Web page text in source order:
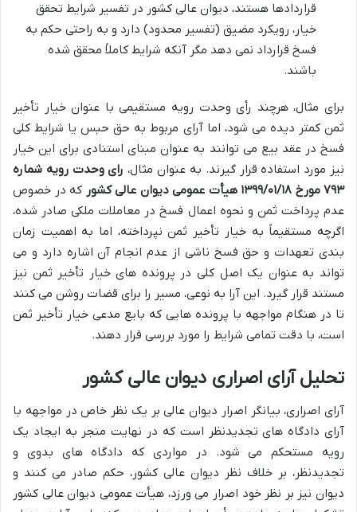
قراردادها هستند، دیوان عالی کشور در تفسیر شرایط تحقق
خیار، رویکرد مضیق (تفسیر محدود) دارد و به راحتی حکم به
فسخ قرارداد نمی دهد مگر آنکه شرایط کاملاً محقق شده
باشند.
برای مثال، هرچند رأی وحدت رویه مستقیمی با عنوان خیار تأخیر
ثمن کمتر دیده می شود، اما آرای مربوط به حق حبس یا شرایط کلی
فسخ در عقد بیع می توانند به عنوان مبنای استنادی برای این خیار
نیز مورد استفاده قرار گیرند. به عنوان مثال، رای وحدت رویه شماره
۷۹۳ مورخ ۱۳۹۹/۰۱/۱۸ هیأت عمومی دیوان عالی کشور
که در خصوص
عدم پرداخت ثمن و نحوه اعمال فسخ در معاملات ملکی صادر شده،
اگرچه مستقیماً به خیار تأخیر ثمن نپرداخته، اما به اهمیت زمان
بندی تعهدات و حق فسخ ناشی از عدم انجام آن اشاره دارد و می
تواند به عنوان یک اصل کلی در پرونده های خیار تأخیر ثمن نیز
مستند قرار گیرد. این آرا به نوعی، مسیر را برای قضات روشن می کنند
تا در هنگام مواجهه با پرونده هایی که بایع مدعی خیار تأخیر ثمن
است، با دقت تمامی شرایط را مورد بررسی قرار دهند.
تحلیل آرای اصراری دیوان عالی کشور
آرای اصراری، بیانگر اصرار دیوان عالی بر یک نظر خاص در مواجهه با
آرای دادگاه های تجدیدنظر است که در نهایت منجر به ایجاد یک
رویه مستحکم می شود. در مواردی که دادگاه های بدوی و
تجدیدنظر، بر خلاف نظر دیوان عالی کشور، حکم صادر می کنند و
دیوان نیز بر نظر خود اصرار می ورزد، هیأت عمومی دیوان عالی کشور